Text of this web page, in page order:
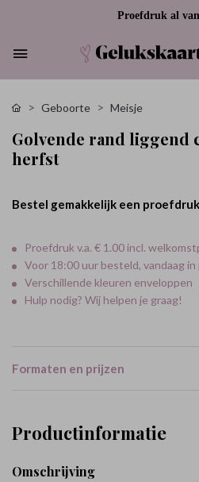
Proefdruk al
Geboorte Meisje
Golvende rand liggend
herfst
Bestel gemakkelijk een
Proefdruk v.a. € 1.00 incl.
Voor 18:00 uur besteld, vandaag
Verschillende kleuren enveloppen
Hulp nodig? Wij helpen je graag!
Formaten en prijzen
Productinformatie
Omschrijving